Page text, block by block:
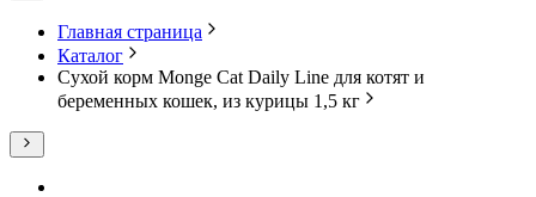
Главная страница
Каталог
Сухой корм Monge Cat Daily Line для котят и
беременных кошек, из курицы 1,5 кг